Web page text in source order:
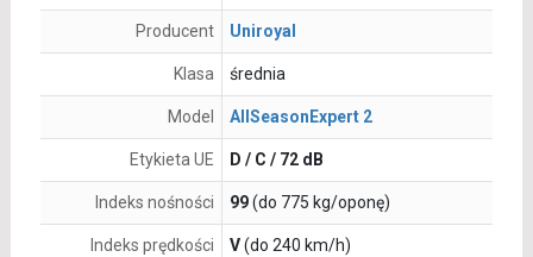
Producent Uniroyal
Klasa średnia
Model AllSeasonExpert 2
Etykieta UE D / C / 72 dB
Indeks nośności 99(do 775 kg/oponę)
Indeks prędkości V(do 240 km/h)